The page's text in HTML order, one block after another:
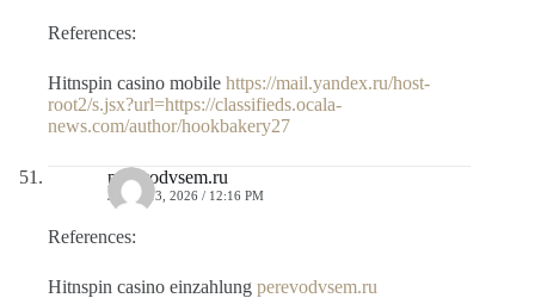
References:
Hitnspin casino mobile https://mail.yandex.ru/host-
root2/s.jsx?url=https://classifieds.ocala-
news.com/author/hookbakery27
perevodvsem.ru
JULIO 13, 2026 / 12:16 PM
References:
Hitnspin casino einzahlung perevodvsem.ru